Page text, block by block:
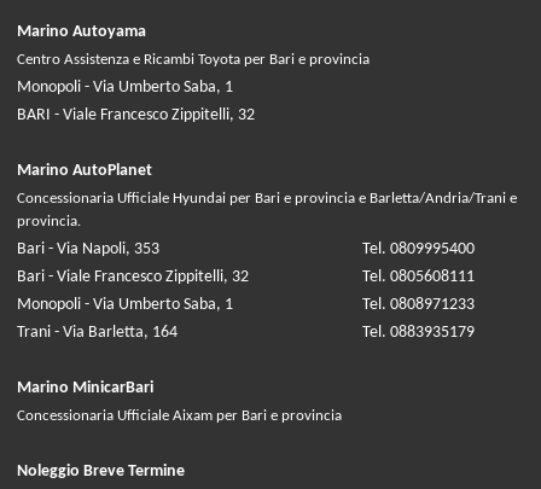
Marino Autoyama
Centro Assistenza e Ricambi Toyota per Bari e provincia
Monopoli - Via Umberto Saba, 1
BARI - Viale Francesco Zippitelli, 32
Marino AutoPlanet
Concessionaria Ufficiale Hyundai per Bari e provincia e Barletta/Andria/Trani e
provincia.
Bari - Via Napoli, 353
Tel. 0809995400
Bari - Viale Francesco Zippitelli, 32
Tel. 0805608111
Monopoli - Via Umberto Saba, 1
Tel. 0808971233
Trani - Via Barletta, 164
Tel. 0883935179
Marino MinicarBari
Concessionaria Ufficiale Aixam per Bari e provincia
Noleggio Breve Termine